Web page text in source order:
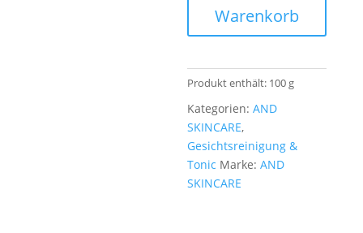
MengeWarenkorb
Produkt enthält: 100 g
Kategorien:AND
SKINCARE,
Gesichtsreinigung &
Tonic Marke:AND
SKINCARE